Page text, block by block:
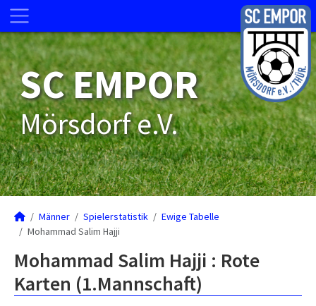
SC EMPOR
Mörsdorf e.V.
Männer Spielerstatistik
Ewige Tabelle
Mohammad Salim Hajji
Mohammad Salim Hajji : Rote
Karten (1.Mannschaft)